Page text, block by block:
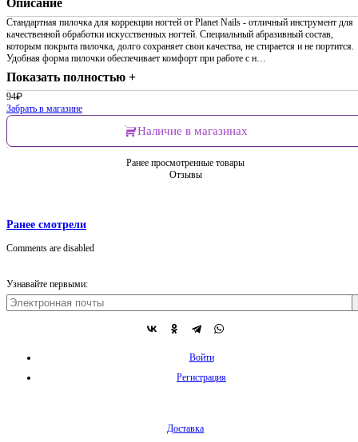
Описание
Стандартная пилочка для коррекции ногтей от Planet Nails - отличный инструмент для
качественной обработки искусственных ногтей. Специальный абразивный состав,
которым покрыта пилочка, долго сохраняет свои качества, не стирается и не портится.
Удобная форма пилочки обеспечивает комфорт при работе с н…
Показать полностью +
94₽
Забрать в магазине
Наличие в магазинах
Ранее просмотренные товары
Отзывы
Ранее смотрели
Comments are disabled
Узнавайте первыми:
Войти
Регистрация
Доставка